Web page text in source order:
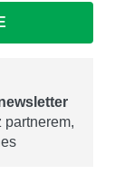
partnerem,